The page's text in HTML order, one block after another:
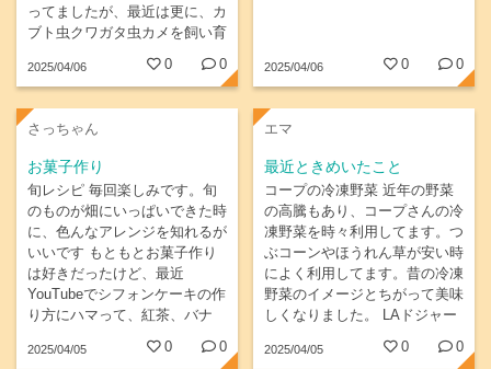
ってましたが、最近は更に、カ
ブト虫クワガタ虫カメを飼い育
2025/04/06 0 0 2025/04/06 0 0
さっちゃん
お菓子作り
旬レシピ 毎回楽しみです。旬
のものが畑にいっぱいできた時
に、色んなアレンジを知れるが
いいです もともとお菓子作り
は好きだったけど、最近
YouTubeでシフォンケーキの作
り方にハマって、紅茶、バナ
ナ、オレンジ、だんご粉など、
色んなアレンジを試してます
2025/04/05 0 0
エマ
最近ときめいたこと
コープの冷凍野菜 近年の野菜
の高騰もあり、コープさんの冷
凍野菜を時々利用してます。つ
ぶコーンやほうれん草が安い時
によく利用してます。昔の冷凍
野菜のイメージとちがって美味
しくなりました。 LAドジャー
スのタイラー・グラスノウ選
手！まさに王子さまです！ 大
2025/04/05 0 0